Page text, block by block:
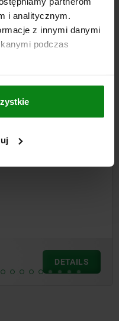
i analitycznym.
z innymi danymi
podczas
also bought
02333
from PLN235.54
plus sales tax
plus shipping costs